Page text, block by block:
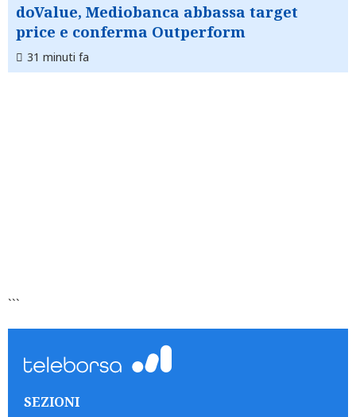
doValue, Mediobanca abbassa target
price e conferma Outperform
31 minuti fa
```
SEZIONI